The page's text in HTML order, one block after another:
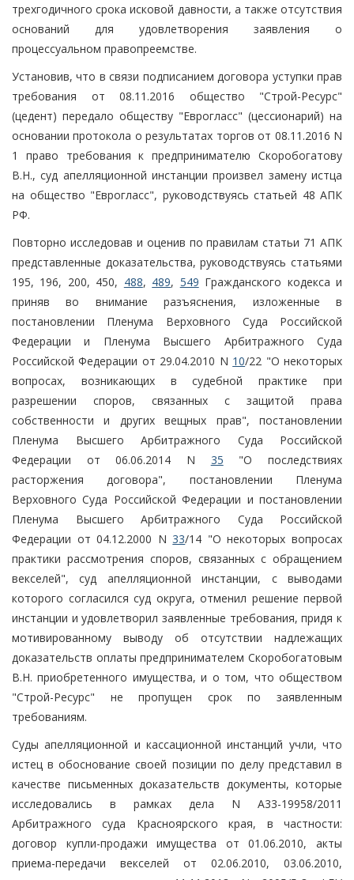
трехгодичного срока исковой давности, а также отсутствия
оснований для удовлетворения заявления о
процессуальном правопреемстве.
Установив, что в связи подписанием договора уступки прав
требования от 08.11.2016 общество "Строй-Ресурс"
(цедент) передало обществу "Еврогласс" (цессионарий) на
основании протокола о результатах торгов от 08.11.2016 N
1 право требования к предпринимателю Скоробогатову
В.Н., суд апелляционной инстанции произвел замену истца
на общество "Еврогласс", руководствуясь статьей 48 АПК
РФ.
Повторно исследовав и оценив по правилам статьи 71 АПК
представленные доказательства, руководствуясь статьями
195, 196, 200, 450, 488, 489, 549 Гражданского кодекса и
приняв во внимание разъяснения, изложенные в
постановлении Пленума Верховного Суда Российской
Федерации и Пленума Высшего Арбитражного Суда
Российской Федерации от 29.04.2010 N 10/22 "О некоторых
вопросах, возникающих в судебной практике при
разрешении споров, связанных с защитой права
собственности и других вещных прав", постановлении
Пленума Высшего Арбитражного Суда Российской
Федерации от 06.06.2014 N 35 "О последствиях
расторжения договора", постановлении Пленума
Верховного Суда Российской Федерации и постановлении
Пленума Высшего Арбитражного Суда Российской
Федерации от 04.12.2000 N33/14 "О некоторых вопросах
практики рассмотрения споров, связанных с обращением
векселей", суд апелляционной инстанции, с выводами
которого согласился суд округа, отменил решение первой
инстанции и удовлетворил заявленные требования, придя к
мотивированному выводу об отсутствии надлежащих
доказательств оплаты предпринимателем Скоробогатовым
В.Н. приобретенного имущества, и о том, что обществом
"Строй-Ресурс" не пропущен срок по заявленным
требованиям.
Суды апелляционной и кассационной инстанций учли, что
истец в обоснование своей позиции по делу представил в
качестве письменных доказательств документы, которые
исследовались в рамках дела N А33-19958/2011
Арбитражного суда Красноярского края, в частности:
договор купли-продажи имущества от 01.06.2010, акты
приема-передачи векселей от 02.06.2010, 03.06.2010,